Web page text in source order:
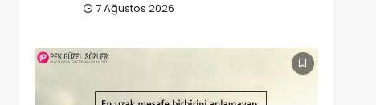
7 Ağustos 2026